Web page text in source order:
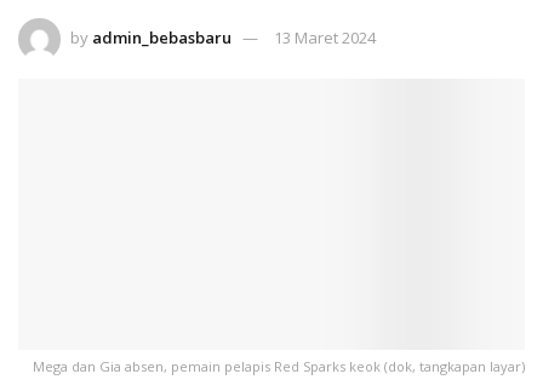
by admin_bebasbaru 13 Maret 2024
Mega dan Gia absen, pemain pelapis Red Sparks keok (dok, tangkapan layar)